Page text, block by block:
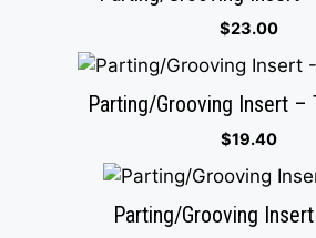
$23.00
Parting/Grooving Insert –
$19.40
Parting/Grooving